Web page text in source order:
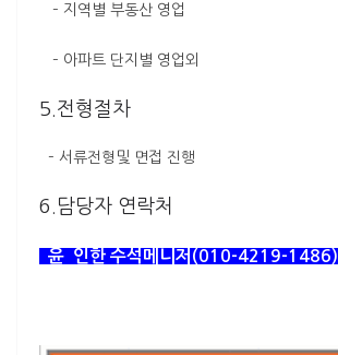
– 지역별 부동산 영업
– 아파트 단지별 영업외
5.전형절차
– 서류전형및 면접 진행
6.담당자 연락처
윤 인한 수석메니저(010-4219-1486)